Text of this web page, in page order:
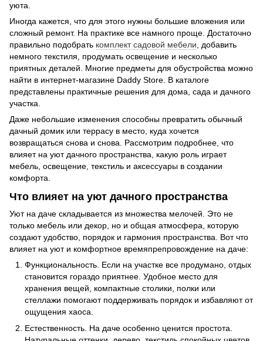
уюта.
Иногда кажется, что для этого нужны большие вложения или
сложный ремонт. На практике все намного проще. Достаточно
правильно подобрать комплект садовой мебели, добавить
немного текстиля, продумать освещение и несколько
приятных деталей. Многие предметы для обустройства можно
найти в интернет-магазине Daddy Store. В каталоге
представлены практичные решения для дома, сада и дачного
участка.
Даже небольшие изменения способны превратить обычный
дачный домик или террасу в место, куда хочется
возвращаться снова и снова. Рассмотрим подробнее, что
влияет на уют дачного пространства, какую роль играет
мебель, освещение, текстиль и аксессуары в создании
комфорта.
Что влияет на уют дачного пространства
Уют на даче складывается из множества мелочей. Это не
только мебель или декор, но и общая атмосфера, которую
создают удобство, порядок и гармония пространства. Вот что
влияет на уют и комфортное времяпрепровождение на даче:
Функциональность. Если на участке все продумано, отдых
становится гораздо приятнее. Удобное место для
хранения вещей, компактные столики, полки или
стеллажи помогают поддерживать порядок и избавляют от
ощущения хаоса.
Естественность. На даче особенно ценится простота.